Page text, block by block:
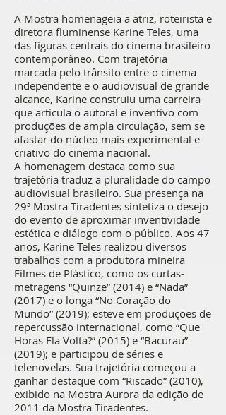
A Mostra homenageia a atriz, roteirista e
diretora fluminense Karine Teles, uma
das figuras centrais do cinema brasileiro
contemporâneo. Com trajetória
marcada pelo trânsito entre o cinema
independente e o audiovisual de grande
alcance, Karine construiu uma carreira
que articula o autoral e inventivo com
produções de ampla circulação, sem se
afastar do núcleo mais experimental e
criativo do cinema nacional.
A homenagem destaca como sua
trajetória traduz a pluralidade do campo
audiovisual brasileiro. Sua presença na
29ª Mostra Tiradentes sintetiza o desejo
do evento de aproximar inventividade
estética e diálogo com o público. Aos 47
anos, Karine Teles realizou diversos
trabalhos com a produtora mineira
Filmes de Plástico, como os curtas-
metragens “Quinze” (2014) e “Nada”
(2017) e o longa “No Coração do
Mundo” (2019); esteve em produções de
repercussão internacional, como “Que
Horas Ela Volta?” (2015) e “Bacurau”
(2019); e participou de séries e
telenovelas. Sua trajetória começou a
ganhar destaque com “Riscado” (2010),
exibido na Mostra Aurora da edição de
2011 da Mostra Tiradentes.